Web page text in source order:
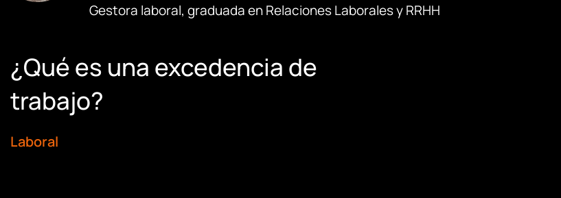
Gestora laboral, graduada en Relaciones Laborales y RRHH
¿Qué es una excedencia de
trabajo?
Laboral